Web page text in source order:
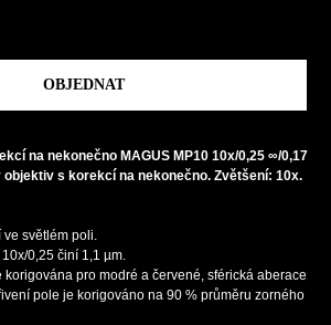
OBJEDNAT
na nekonečno MAGUS MP10 10x/0,25 ∞/0,17
s korekcí na nekonečno. Zvětšení: 10x.
světlém poli.
0,25 činí 1,1 µm.
pro modré a červené, sférická aberace
pole je korigováno na 90 % průměru zorného